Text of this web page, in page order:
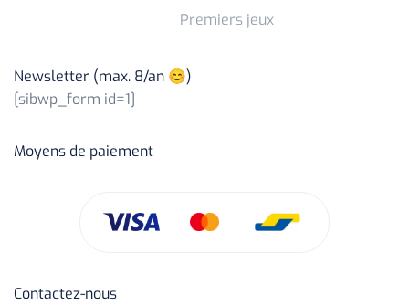
Premiers jeux
Newsletter (max. 8/an 😊)
[sibwp_form id=1]
Moyens de paiement
Contactez-nous